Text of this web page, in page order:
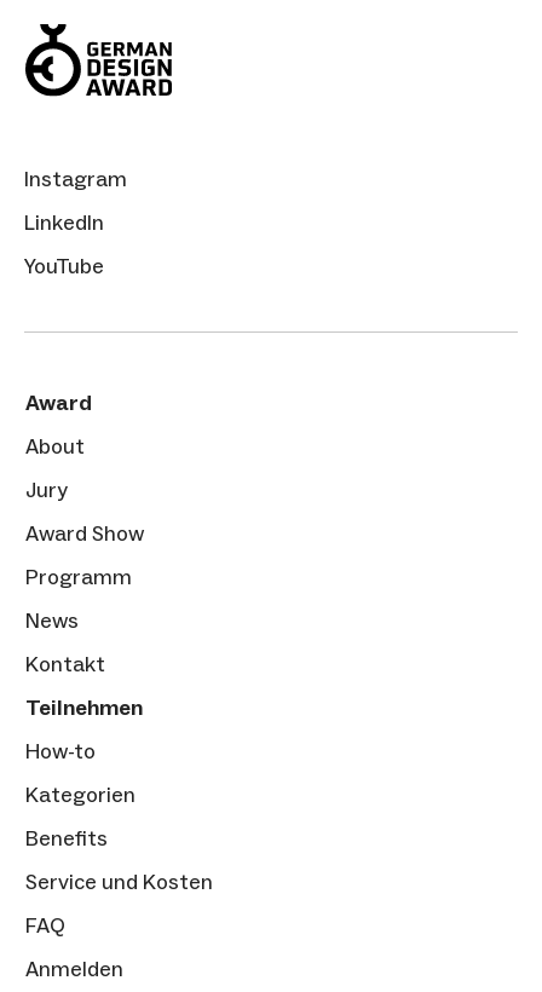
Instagram
LinkedIn
YouTube
Award
About
Jury
Award Show
Programm
News
Kontakt
Teilnehmen
How-to
Kategorien
Benefits
Service und Kosten
FAQ
Anmelden